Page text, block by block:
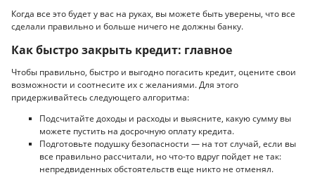
Когда все это будет у вас на руках, вы можете быть уверены, что все
сделали правильно и больше ничего не должны банку.
Как быстро закрыть кредит: главное
Чтобы правильно, быстро и выгодно погасить кредит, оцените свои
возможности и соотнесите их с желаниями. Для этого
придерживайтесь следующего алгоритма:
Подсчитайте доходы и расходы и выясните, какую сумму вы
можете пустить на досрочную оплату кредита.
Подготовьте подушку безопасности — на тот случай, если вы
все правильно рассчитали, но что-то вдруг пойдет не так:
непредвиденных обстоятельств еще никто не отменял.